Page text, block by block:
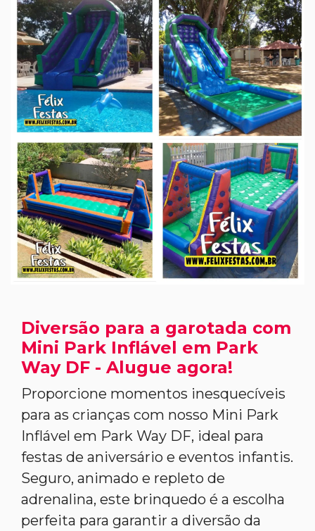
Diversão para a garotada com
Mini Park Inflável em Park
Way DF - Alugue agora!
Proporcione momentos inesquecíveis
para as crianças com nosso Mini Park
Inflável em Park Way DF, ideal para
festas de aniversário e eventos infantis.
Seguro, animado e repleto de
adrenalina, este brinquedo é a escolha
perfeita para garantir a diversão da